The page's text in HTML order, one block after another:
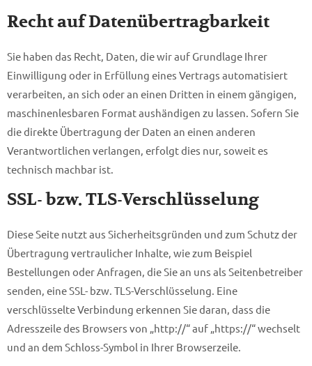
Recht auf Daten­übertrag­barkeit
Sie haben das Recht, Daten, die wir auf Grundlage Ihrer
Einwilligung oder in Erfüllung eines Vertrags automatisiert
verarbeiten, an sich oder an einen Dritten in einem gängigen,
maschinenlesbaren Format aushändigen zu lassen. Sofern Sie
die direkte Übertragung der Daten an einen anderen
Verantwortlichen verlangen, erfolgt dies nur, soweit es
technisch machbar ist.
SSL- bzw. TLS-Verschlüsselung
Diese Seite nutzt aus Sicherheitsgründen und zum Schutz der
Übertragung vertraulicher Inhalte, wie zum Beispiel
Bestellungen oder Anfragen, die Sie an uns als Seitenbetreiber
senden, eine SSL- bzw. TLS-Verschlüsselung. Eine
verschlüsselte Verbindung erkennen Sie daran, dass die
Adresszeile des Browsers von „http://“ auf „https://“ wechselt
und an dem Schloss-Symbol in Ihrer Browserzeile.